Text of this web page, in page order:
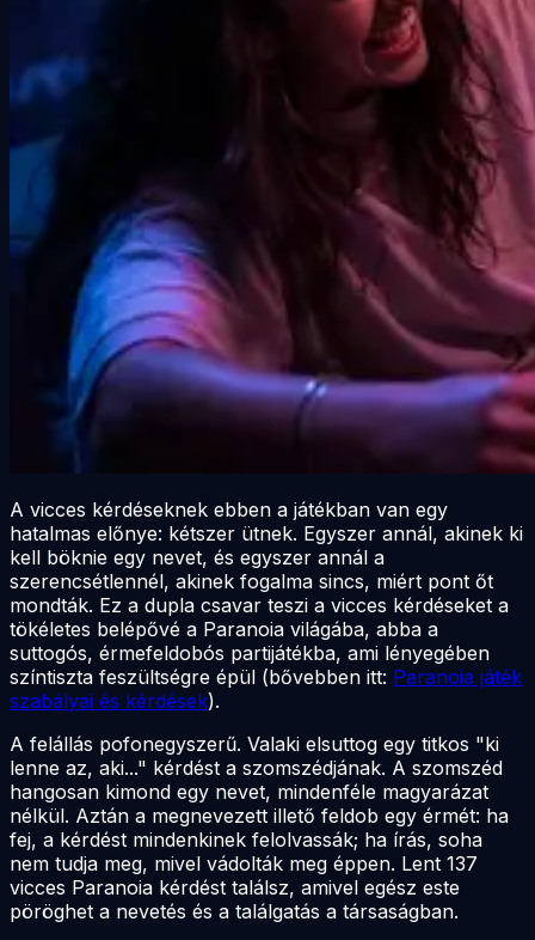
A vicces kérdéseknek ebben a játékban van egy
hatalmas előnye: kétszer ütnek. Egyszer annál, akinek ki
kell böknie egy nevet, és egyszer annál a
szerencsétlennél, akinek fogalma sincs, miért pont őt
mondták. Ez a dupla csavar teszi a vicces kérdéseket a
tökéletes belépővé a Paranoia világába, abba a
suttogós, érmefeldobós partijátékba, ami lényegében
színtiszta feszültségre épül (bővebben itt: Paranoia játék
szabályai és kérdések).
A felállás pofonegyszerű. Valaki elsuttog egy titkos "ki
lenne az, aki..." kérdést a szomszédjának. A szomszéd
hangosan kimond egy nevet, mindenféle magyarázat
nélkül. Aztán a megnevezett illető feldob egy érmét: ha
fej, a kérdést mindenkinek felolvassák; ha írás, soha
nem tudja meg, mivel vádolták meg éppen. Lent 137
vicces Paranoia kérdést találsz, amivel egész este
pöröghet a nevetés és a találgatás a társaságban.